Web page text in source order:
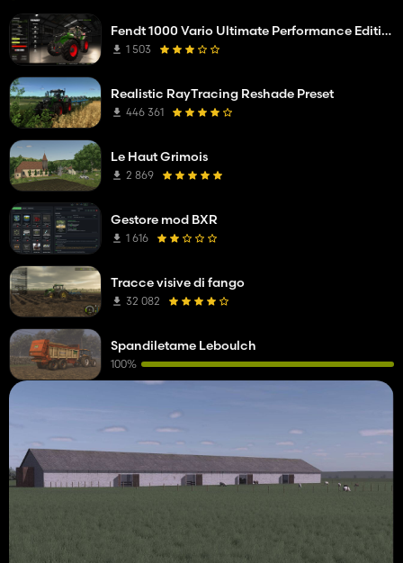
Fendt 1000 Vario Ultimate Performance Edition
1 503
Realistic RayTracing Reshade Preset
446 361
Le Haut Grimois
2 869
Gestore mod BXR
1 616
Tracce visive di fango
32 082
Spandiletame Leboulch
100%